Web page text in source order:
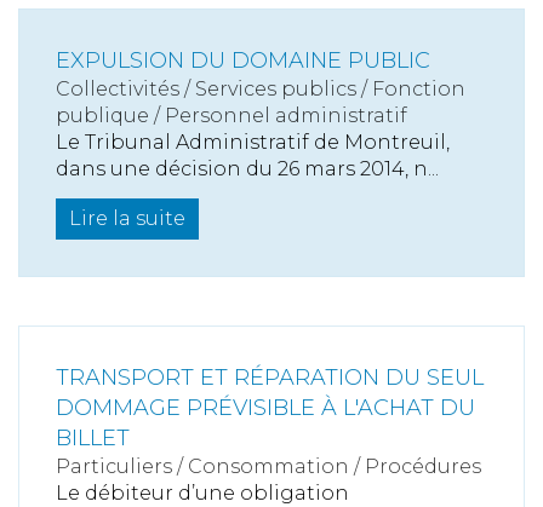
EXPULSION DU DOMAINE PUBLIC
Collectivités / Services publics / Fonction
publique / Personnel administratif
Le Tribunal Administratif de Montreuil,
dans une décision du 26 mars 2014, n...
Lire la suite
TRANSPORT ET RÉPARATION DU SEUL
DOMMAGE PRÉVISIBLE À L'ACHAT DU
BILLET
Particuliers / Consommation / Procédures
Le débiteur d’une obligation